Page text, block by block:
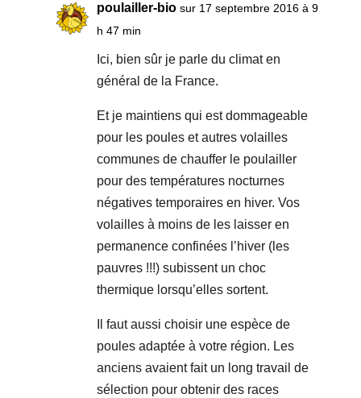
poulailler-bio sur 17 septembre 2016 à 9
h 47 min
Ici, bien sûr je parle du climat en
général de la France.
Et je maintiens qui est dommageable
pour les poules et autres volailles
communes de chauffer le poulailler
pour des températures nocturnes
négatives temporaires en hiver. Vos
volailles à moins de les laisser en
permanence confinées l’hiver (les
pauvres !!!) subissent un choc
thermique lorsqu’elles sortent.
Il faut aussi choisir une espèce de
poules adaptée à votre région. Les
anciens avaient fait un long travail de
sélection pour obtenir des races